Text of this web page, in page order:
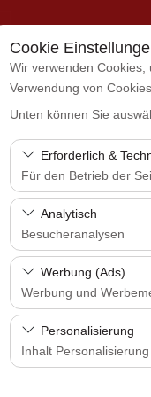
Cookie
Wir verwenden
Verwendung von
Unten können Sie
Erforderlich &
Für den Betrieb der
Diese Cookies sind
und grundlegende
Analytisch
Besucheranalysen
Diese Cookies
Seiten,
Benutzererfahrung
Werbung (Ads)
Werbung und
Diese Cookies
und die Wirksamkeit
Personalisierung
Inhalt Personalisierung
auswählen
DOBLO